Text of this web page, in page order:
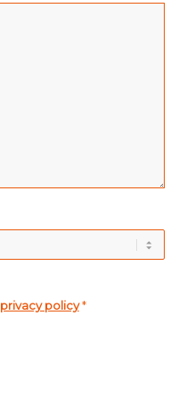
privacy policy *